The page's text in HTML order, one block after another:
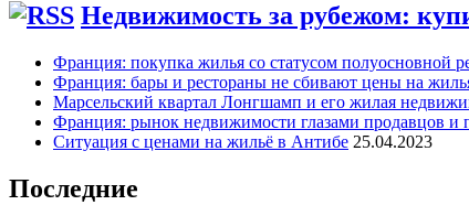
Недвижимость за рубежом:
Франция: покупка жилья со статусом полуосновной
Франция: бары и рестораны не сбивают цены на
Марсельский квартал Лонгшамп и его жилая
Франция: рынок недвижимости глазами продавцов и
Ситуация с ценами на жильё в Антибе 25.04.2023
Последние